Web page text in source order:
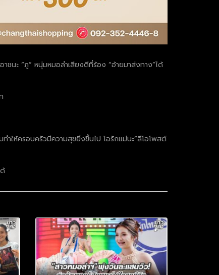
นะ “ภู” หนุ่มหมอลำเสียงดีที่ร้อง “อ้ายมาส่งทาง”ได้
ำให้ครอบครัวมีความสุขยิ่งขึ้นไป โอรักแม่นะ”ลีโอโพสต์